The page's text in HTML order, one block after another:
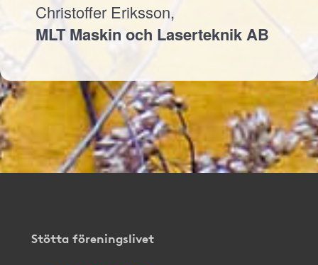
Christoffer Eriksson,
MLT Maskin och Laserteknik AB
Stötta föreningslivet